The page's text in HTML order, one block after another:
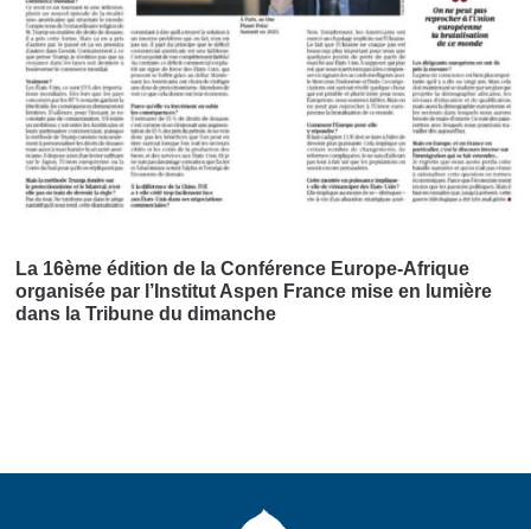
La 16ème édition de la Conférence Europe-Afrique
organisée par l’Institut Aspen France mise en lumière
dans la Tribune du dimanche